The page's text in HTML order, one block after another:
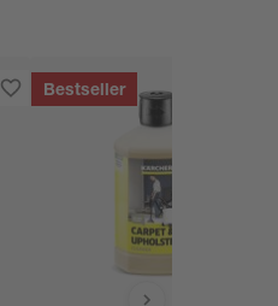
Bestseller